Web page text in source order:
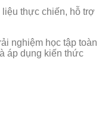
liệu thực chiến, hỗ trợ
nghiệm học tập toàn
áp dụng kiến thức